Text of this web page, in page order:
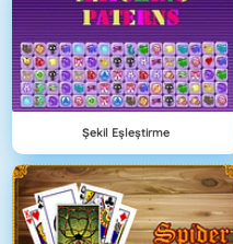
Şekil Eşleştirme